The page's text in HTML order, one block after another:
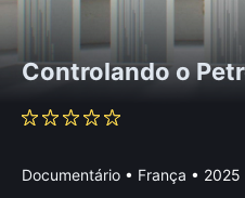
Controlando o
Documentário • França • 2025